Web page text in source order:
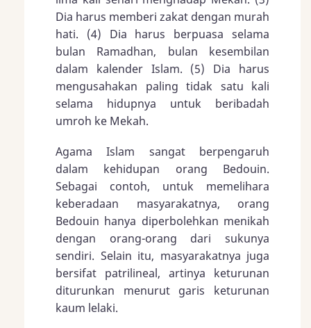
Dia harus memberi zakat dengan murah
hati. (4) Dia harus berpuasa selama
bulan Ramadhan, bulan kesembilan
dalam kalender Islam. (5) Dia harus
mengusahakan paling tidak satu kali
selama hidupnya untuk beribadah
umroh ke Mekah.
Agama Islam sangat berpengaruh
dalam kehidupan orang Bedouin.
Sebagai contoh, untuk memelihara
keberadaan masyarakatnya, orang
Bedouin hanya diperbolehkan menikah
dengan orang-orang dari sukunya
sendiri. Selain itu, masyarakatnya juga
bersifat patrilineal, artinya keturunan
diturunkan menurut garis keturunan
kaum lelaki.